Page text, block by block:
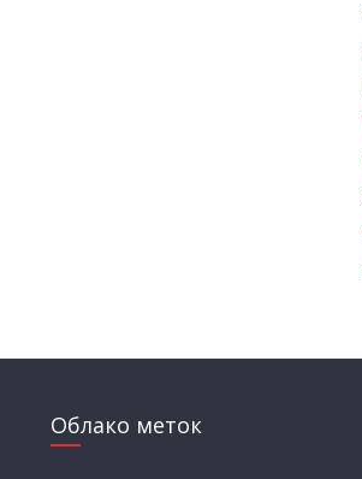
Облако меток